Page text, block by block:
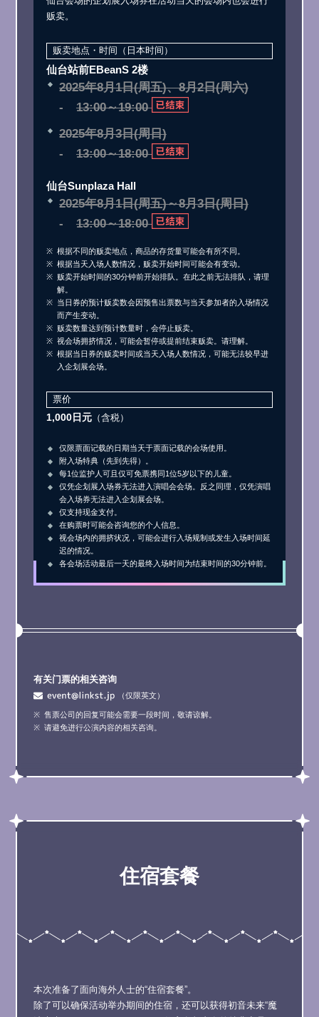
贩卖。
贩卖地点・时间（日本时间）
仙台站前EBeanS 2楼
2025年8月1日(周五)、8月2日(周六)
13:00～19:00
2025年8月3日(周日)
13:00～18:00
仙台Sunplaza Hall
2025年8月1日(周五)～8月3日(周日)
13:00～18:00
根据不同的贩卖地点，商品的存货量可能会有所不同。
根据当天入场人数情况，贩卖开始时间可能会有变动。
贩卖开始时间的30分钟前开始排队。在此之前无法排队，请理
解。
当日券的预计贩卖数会因预售出票数与当天参加者的入场情况
而产生变动。
贩卖数量达到预计数量时，会停止贩卖。
视会场拥挤情况，可能会暂停或提前结束贩卖。请理解。
根据当日券的贩卖时间或当天入场人数情况，可能无法较早进
入企划展会场。
票价
1,000日元（含税）
仅限票面记载的日期当天于票面记载的会场使用。
附入场特典（先到先得）。
每1位监护人可且仅可免票携同1位5岁以下的儿童。
仅凭企划展入场券无法进入演唱会会场。反之同理，仅凭演唱
会入场券无法进入企划展会场。
仅支持现金支付。
在购票时可能会咨询您的个人信息。
视会场内的拥挤状况，可能会进行入场规制或发生入场时间延
迟的情况。
各会场活动最后一天的最终入场时间为结束时间的30分钟前。
有关门票的相关咨询
（仅限英文）
售票公司的回复可能会需要一段时间，敬请谅解。
请避免进行公演内容的相关咨询。
住宿套餐
本次准备了面向海外人士的“住宿套餐”。
除了可以确保活动举办期间的住宿，还可以获得初音未来“魔